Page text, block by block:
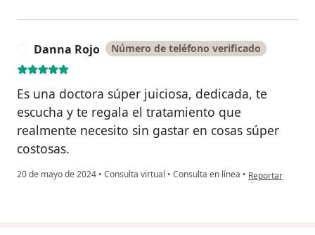
Danna Rojo Número de teléfono verificado
Es una doctora súper juiciosa, dedicada, te
escucha y te regala el tratamiento que
realmente necesito sin gastar en cosas súper
costosas.
20 de mayo de 2024 • Consulta virtual • Consulta en línea • en opinión del
Reportar